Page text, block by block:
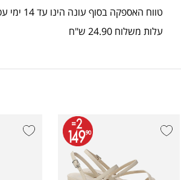
טווח האספקה בסוף עונה הינו עד 14 ימי עסקים
עלות משלוח 24.90 ש"ח